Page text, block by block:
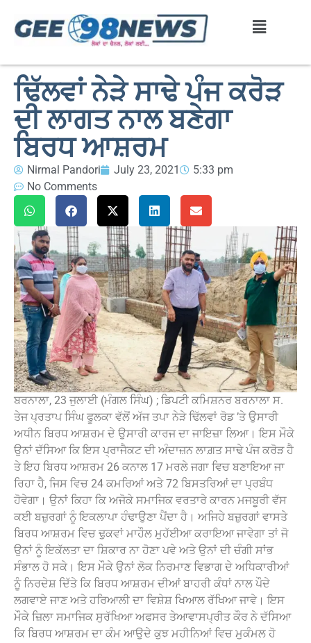
ਢਿੱਲਵਾਂ ਨੇੜੇ ਸਾਢੇ ਪੰਜ ਕਰੋੜ
ਦੀ ਲਾਗਤ ਨਾਲ ਬਣੇਗਾ
ਬਿਰਧ ਆਸ਼ਰਮ
Nirmal Pandori July 23, 2021
5:33 pm
No Comments
ਬਰਨਾਲਾ, 23 ਜੁਲਾਈ (ਮੰਗਲ ਸਿੰਘ) ; ਡਿਪਟੀ ਕਮਿਸ਼ਨਰ ਬਰਨਾਲਾ ਸ.
ਤੇਜ ਪ੍ਰਤਾਪ ਸਿੰਘ ਫੂਲਕਾ ਵੱਲੋਂ ਅੱਜ ਤਪਾ ਨੇੜੇ ਢਿੱਲਵਾਂ ਰੋਡ ’ਤੇ ਉਸਾਰੀ
ਅਧੀਨ ਬਿਰਧ ਆਸ਼ਰਮ ਦੇ ਉਸਾਰੀ ਕਾਰਜ ਦਾ ਜਾਇਜ਼ਾ ਲਿਆ। ਇਸ ਮੌਕੇ
ਉਨਾਂ ਦੱਸਿਆ ਕਿ ਇਸ ਪ੍ਰਾਜੈਕਟ ਦੀ ਅੰਦਾਜ਼ਨ ਲਾਗ਼ਤ ਸਾਢੇ ਪੰਜ ਕਰੋੜ ਹੈ
ਤੇ ਇਹ ਬਿਰਧ ਆਸ਼ਰਮ 26 ਕਨਾਲ 17 ਮਰਲੇ ਜਗਾ ਵਿਚ ਬਣਾਇਆ ਜਾ
ਰਿਹਾ ਹੈ, ਜਿਸ ਵਿਚ 24 ਕਮਰਿਆਂ ਅਤੇ 72 ਬਿਸਤਰਿਆਂ ਦਾ ਪ੍ਰਬੰਧ
ਹੋਵੇਗਾ। ਉਨਾਂ ਕਿਹਾ ਕਿ ਅਜੋਕੇ ਸਮਾਜਿਕ ਵਰਤਾਰੇ ਕਾਰਨ ਮਜਬੂਰੀ ਵੱਸ
ਕਈ ਬਜ਼ੁਰਗਾਂ ਨੂੰ ਇਕਲਾਪਾ ਹੰਢਾਉਣਾ ਪੈਂਦਾ ਹੈ। ਅਜਿਹੇ ਬਜ਼ੁਰਗਾਂ ਵਾਸਤੇ
ਬਿਰਧ ਆਸ਼ਰਮ ਵਿਚ ਢੁਕਵਾਂ ਮਾਹੌਲ ਮੁਹੱਈਆ ਕਰਾਇਆ ਜਾਵੇਗਾ ਤਾਂ ਜੋ
ਉਨਾਂ ਨੂੰ ਇਕੱਲਤਾ ਦਾ ਸ਼ਿਕਾਰ ਨਾ ਹੋਣਾ ਪਵੇ ਅਤੇ ਉਨਾਂ ਦੀ ਚੰਗੀ ਸਾਂਭ
ਸੰਭਾਲ ਹੋ ਸਕੇ। ਇਸ ਮੌਕੇ ਉਨਾਂ ਲੋਕ ਨਿਰਮਾਣ ਵਿਭਾਗ ਦੇ ਅਧਿਕਾਰੀਆਂ
ਨੂੰ ਨਿਰਦੇਸ਼ ਦਿੱਤੇ ਕਿ ਬਿਰਧ ਆਸ਼ਰਮ ਦੀਆਂ ਬਾਹਰੀ ਕੰਧਾਂ ਨਾਲ ਪੌਦੇ
ਲਗਵਾਏ ਜਾਣ ਅਤੇ ਹਰਿਆਲੀ ਦਾ ਵਿਸ਼ੇਸ਼ ਖਿਆਲ ਰੱਖਿਆ ਜਾਵੇ। ਇਸ
ਮੌਕੇ ਜ਼ਿਲਾ ਸਮਾਜਿਕ ਸੁਰੱਖਿਆ ਅਫਸਰ ਤੇਆਵਾਸਪ੍ਰੀਤ ਕੌਰ ਨੇ ਦੱਸਿਆ
ਕਿ ਬਿਰਧ ਆਸ਼ਰਮ ਦਾ ਕੰਮ ਆਉਦੇ ਕੁਝ ਮਹੀਨਿਆਂ ਵਿਚ ਮੁਕੰਮਲ ਹੋ